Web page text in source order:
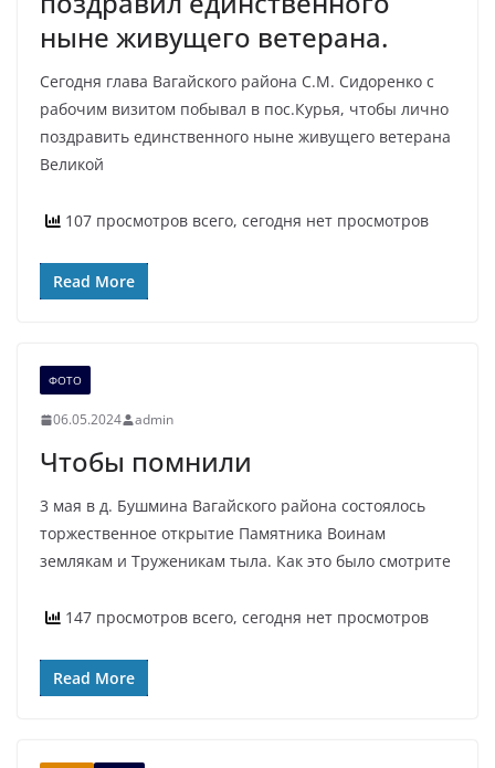
ныне живущего ветерана.
Сегодня глава Вагайского района С.М. Сидоренко с
рабочим визитом побывал в пос.Курья, чтобы лично
поздравить единственного ныне живущего ветерана
Великой
107 просмотров всего, сегодня нет просмотров
Read More
ФОТО
06.05.2024 admin
Чтобы помнили
3 мая в д. Бушмина Вагайского района состоялось
торжественное открытие Памятника Воинам
землякам и Труженикам тыла. Как это было смотрите
147 просмотров всего, сегодня нет просмотров
Read More